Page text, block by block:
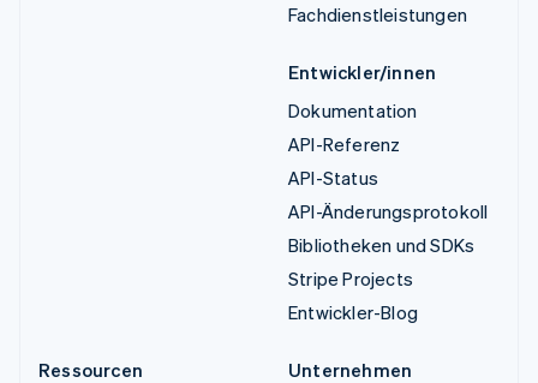
Fachdienstleistungen
Entwickler/innen
Dokumentation
API-Referenz
API-Status
API-Änderungsprotokoll
Bibliotheken und SDKs
Stripe Projects
Entwickler-Blog
Ressourcen
Unternehmen